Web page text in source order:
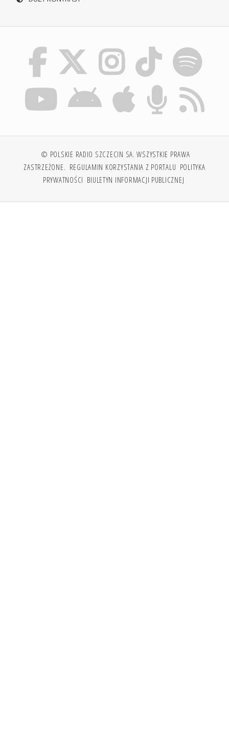
© POLSKIE RADIO SZCZECIN SA. WSZYSTKIE PRAWA
ZASTRZEŻONE. REGULAMIN KORZYSTANIA Z PORTALU POLITYKA
PRYWATNOŚCI BIULETYN INFORMACJI PUBLICZNEJ